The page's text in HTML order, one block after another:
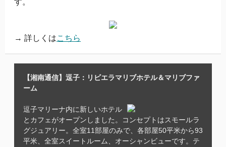
す。
→ 詳しくはこちら
【湘南通信】逗子：リビエラマリブホテル＆マリブファ
ーム
逗子マリーナ内に新しいホテル
とカフェがオープンしました。コンセプトはスモールラ
グジュアリー。全室11部屋のみで、各部屋50平米から93
平米、全室スイートルーム、オーシャンビューです。テ